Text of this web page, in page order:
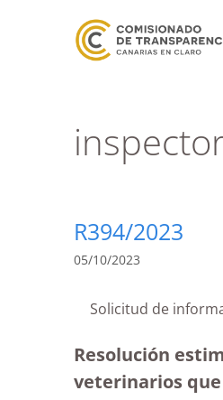
R394/2023
05/10/2023
Solicitud de
Resolución
veterinarios que